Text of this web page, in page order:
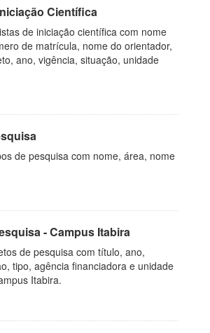
Científica
de iniciação científica com nome
de matrícula, nome do orientador,
ano, vigência, situação, unidade
de pesquisa com nome, área, nome
- Campus Itabira
de pesquisa com título, ano,
tipo, agência financiadora e unidade
Itabira.